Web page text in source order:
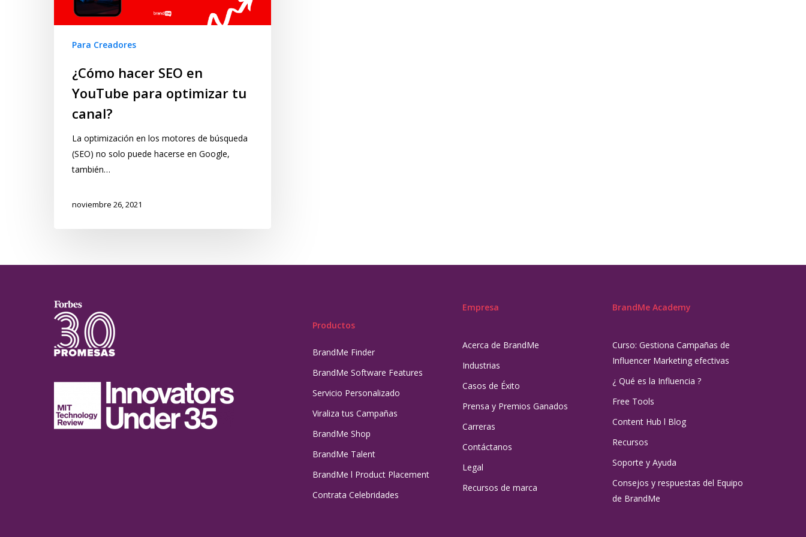
Para Creadores
¿Cómo hacer SEO en
YouTube para optimizar tu
canal?
La optimización en los motores de búsqueda
(SEO) no solo puede hacerse en Google,
también…
noviembre 26, 2021
Productos
BrandMe Finder
BrandMe Software Features
Servicio Personalizado
Viraliza tus Campañas
BrandMe Shop
BrandMe Talent
BrandMe l Product Placement
Contrata Celebridades
Empresa
Acerca de BrandMe
Industrias
Casos de Éxito
Prensa y Premios Ganados
Carreras
Contáctanos
Legal
Recursos de marca
BrandMe Academy
Curso: Gestiona Campañas de
Influencer Marketing efectivas
¿ Qué es la Influencia ?
Free Tools
Content Hub l Blog
Recursos
Soporte y Ayuda
Consejos y respuestas del Equipo
de BrandMe